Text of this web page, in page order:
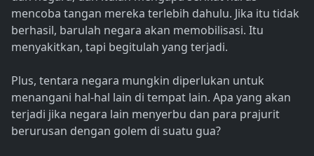
mencoba tangan mereka terlebih dahulu. Jika itu tidak
berhasil, barulah negara akan memobilisasi. Itu
menyakitkan, tapi begitulah yang terjadi.
Plus, tentara negara mungkin diperlukan untuk
menangani hal-hal lain di tempat lain. Apa yang akan
terjadi jika negara lain menyerbu dan para prajurit
berurusan dengan golem di suatu gua?